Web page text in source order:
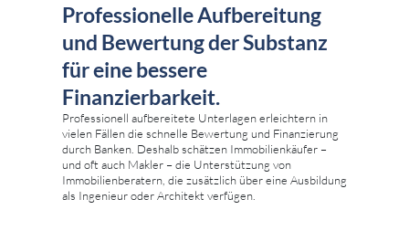
Professionelle Aufbereitung
und Bewertung der Substanz
für eine bessere
Finanzierbarkeit.
Professionell aufbereitete Unterlagen erleichtern in
vielen Fällen die schnelle Bewertung und Finanzierung
durch Banken. Deshalb schätzen Immobilienkäufer –
und oft auch Makler – die Unterstützung von
Immobilienberatern, die zusätzlich über eine Ausbildung
als Ingenieur oder Architekt verfügen.